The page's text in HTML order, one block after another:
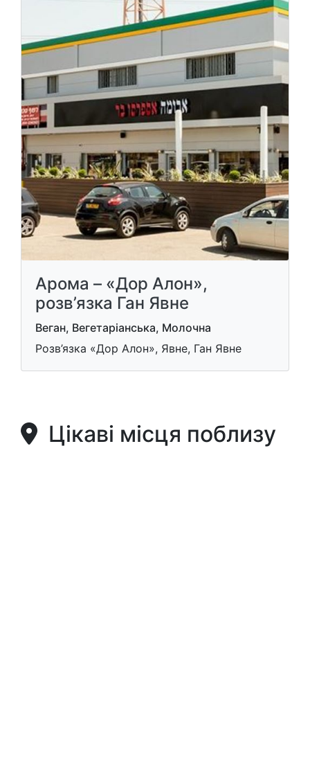
Арома – «Дор Алон»,
розв’язка Ган Явне
Веган, Вегетаріанська, Молочна
Розв’язка «Дор Алон», Явне, Ган Явне
Цікаві місця поблизу